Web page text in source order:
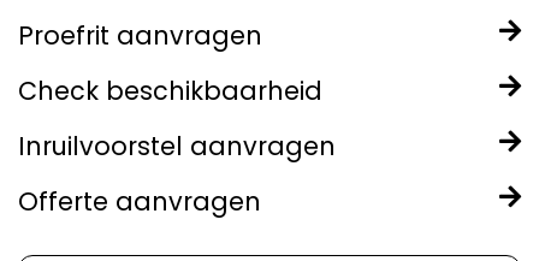
Proefrit aanvragen
Check beschikbaarheid
Inruilvoorstel aanvragen
Offerte aanvragen